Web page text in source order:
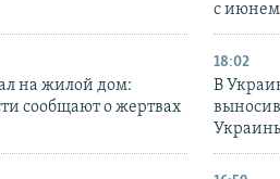
с июнем
на жилой дом:
сообщают о жертвах
18:02
В